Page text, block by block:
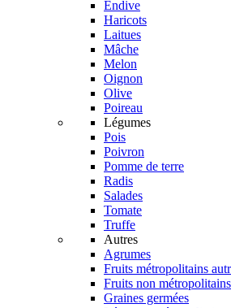
Endive
Haricots
Laitues
Mâche
Melon
Oignon
Olive
Poireau
Légumes
Pois
Poivron
Pomme de terre
Radis
Salades
Tomate
Truffe
Autres
Agrumes
Fruits métropolitains
Fruits non
Graines germées